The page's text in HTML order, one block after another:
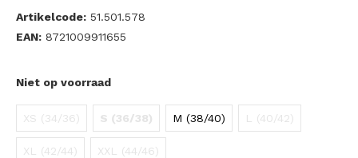
Artikelcode: 51.501.578
EAN: 8721009911655
Niet op voorraad
XS (34/36) S (36/38) M (38/40) L (40/42)
XL (42/44) XXL (44/46)